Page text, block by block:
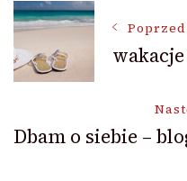
wpisu
Dbam o siebie –